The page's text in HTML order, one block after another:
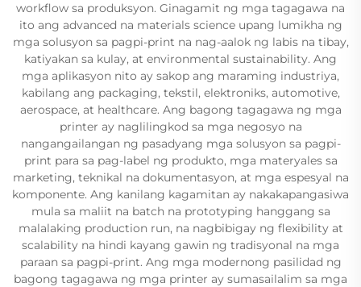
workflow sa produksyon. Ginagamit ng mga tagagawa na
ito ang advanced na materials science upang lumikha ng
mga solusyon sa pagpi-print na nag-aalok ng labis na tibay,
katiyakan sa kulay, at environmental sustainability. Ang
mga aplikasyon nito ay sakop ang maraming industriya,
kabilang ang packaging, tekstil, elektroniks, automotive,
aerospace, at healthcare. Ang bagong tagagawa ng mga
printer ay naglilingkod sa mga negosyo na
nangangailangan ng pasadyang mga solusyon sa pagpi-
print para sa pag-label ng produkto, mga materyales sa
marketing, teknikal na dokumentasyon, at mga espesyal na
komponente. Ang kanilang kagamitan ay nakakapangasiwa
mula sa maliit na batch na prototyping hanggang sa
malalaking production run, na nagbibigay ng flexibility at
scalability na hindi kayang gawin ng tradisyonal na mga
paraan sa pagpi-print. Ang mga modernong pasilidad ng
bagong tagagawa ng mga printer ay sumasailalim sa mga